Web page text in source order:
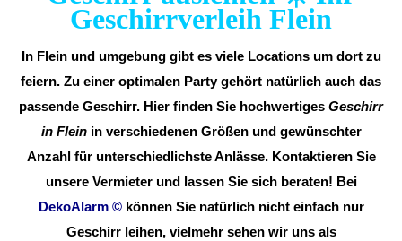
Geschirrverleih Flein
In Flein und umgebung gibt es viele Locations um dort zu
feiern. Zu einer optimalen Party gehört natürlich auch das
passende Geschirr. Hier finden Sie hochwertiges Geschirr
in Fleinin verschiedenen Größen und gewünschter
Anzahl für unterschiedlichste Anlässe. Kontaktieren Sie
unsere Vermieter und lassen Sie sich beraten! Bei
DekoAlarm © können Sie natürlich nicht einfach nur
Geschirr leihen, vielmehr sehen wir uns als